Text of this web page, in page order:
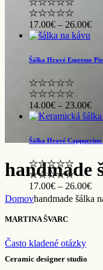
handmade
Domovhandmade šálka
17.00€ – 26.00€
Šálka Hravé Espresso
14.00€ – 23.00€
Šálka Hravé Cappuccino
17.00€ – 26.00€
MARTINA ŠVARC
Často kladené otázky
Ceramic designer studio